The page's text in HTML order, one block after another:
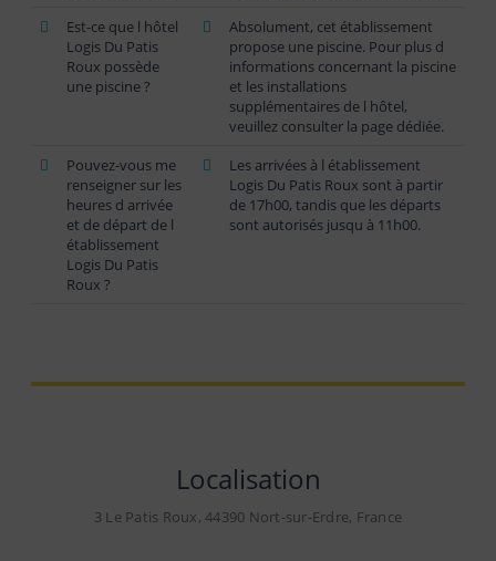
Est-ce que l hôtel
Logis Du Patis
Roux possède
une piscine ?
Absolument, cet établissement
propose une piscine. Pour plus d
informations concernant la piscine
et les installations
supplémentaires de l hôtel,
veuillez consulter la page dédiée.
Pouvez-vous me
renseigner sur les
heures d arrivée
et de départ de l
établissement
Logis Du Patis
Roux ?
Les arrivées à l établissement
Logis Du Patis Roux sont à partir
de 17h00, tandis que les départs
sont autorisés jusqu à 11h00.
Localisation
3 Le Patis Roux, 44390 Nort-sur-Erdre, France